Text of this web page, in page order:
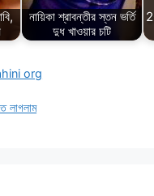
নায়িকা শ্রাবন্তীর স্তন ভর্তি
দুধ খাওয়ার চটি
org
লাগলাম